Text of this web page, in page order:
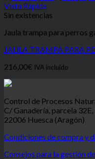
Vista Rápida
Sin existencias
Jaula trampa para perros
JAULA TRAMPA PARA
216,00€ IVA incluido
Control de Procesos
C/ Ganadería, parcela 32E,
22006 Huesca (Aragón)
Condiciones de compra y
Consejos para la gestión